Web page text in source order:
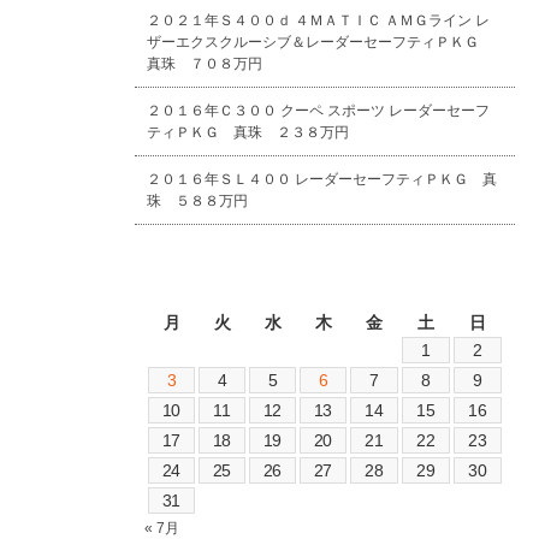
２０２１年Ｓ４００ｄ ４ＭＡＴＩＣ ＡＭＧライン レ
ザーエクスクルーシブ＆レーダーセーフティＰＫＧ
真珠 ７０８万円
２０１６年Ｃ３００ クーペ スポーツ レーダーセーフ
ティＰＫＧ 真珠 ２３８万円
２０１６年ＳＬ４００ レーダーセーフティＰＫＧ 真
珠 ５８８万円
月
火 水 木 金 土
日
1
2
3
4 5 6 7 8
9
10
11 12 13 14 15
16
17
18 19 20 21 22
23
24
25 26 27 28 29
30
31
« 7月